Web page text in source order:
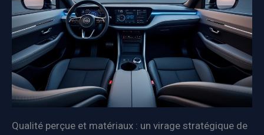
Qualité perçue et matériaux : un virage stratégique de